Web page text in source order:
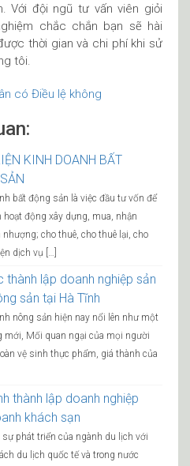
Với đội ngũ tư vấn viên giỏi
chắc chắn bạn sẽ hài
thời gian và chi phí khi sử
tôi.
có Điều lệ không
KINH DOANH BẤT
bất động sản là việc đầu tư vốn để
hoạt động xây dựng, mua, nhận
cho thuê, cho thuê lại, cho
dịch vụ […]
thành lập doanh nghiệp sản
sản tại Hà Tĩnh
nông sản hiện nay nổi lên như một
mới, Mối quan ngại của mọi người
vệ sinh thực phẩm, giá thành của
thành lập doanh nghiệp
khách sạn
sự phát triển của ngành du lịch với
du lịch quốc tế và trong nước